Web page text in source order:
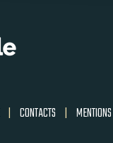
| CONTACTS | MENTIONS